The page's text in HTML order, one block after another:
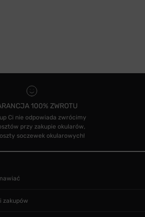
100% ZWROTU
Ci nie odpowiada zwrócimy
przy zakupie okularów,
soczewek okularowych!
zakupów